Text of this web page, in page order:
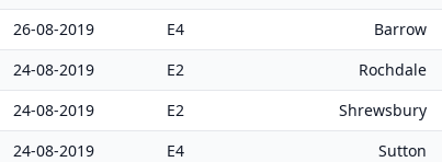
26-08-2019 E4 Barrow
24-08-2019 E2 Rochdale
24-08-2019 E2 Shrewsbury
24-08-2019 E4 Sutton